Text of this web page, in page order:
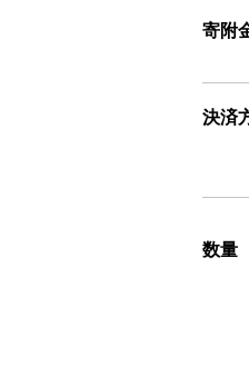
寄附
決済
数量